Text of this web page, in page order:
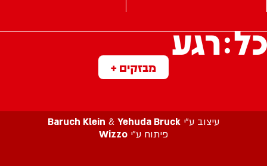
מבזקים +
עיצוב ע”י Baruch Klein & Yehuda Bruck
פיתוח ע”י Wizzo